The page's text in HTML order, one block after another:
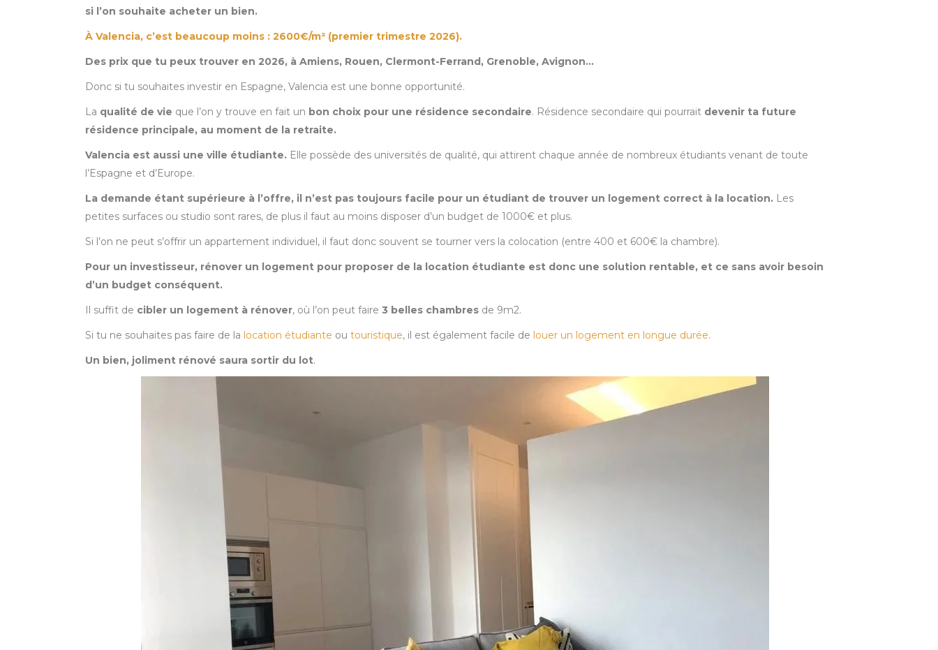
si l’on souhaite acheter un bien.
À Valencia, c’est beaucoup moins : 2600€/m² (premier trimestre 2026).
Des prix que tu peux trouver en 2026, à Amiens, Rouen, Clermont-Ferrand, Grenoble, Avignon…
Donc si tu souhaites investir en Espagne, Valencia est une bonne opportunité.
La qualité de vie que l’on y trouve en fait un bon choix pour une résidence secondaire. Résidence secondaire qui pourrait devenir ta future
résidence principale, au moment de la retraite.
Valencia est aussi une ville étudiante. Elle possède des universités de qualité, qui attirent chaque année de nombreux étudiants venant de toute
l’Espagne et d’Europe.
La demande étant supérieure à l’offre, il n’est pas toujours facile pour un étudiant de trouver un logement correct à la location. Les
petites surfaces ou studio sont rares, de plus il faut au moins disposer d’un budget de 1000€ et plus.
Si l’on ne peut s’offrir un appartement individuel, il faut donc souvent se tourner vers la colocation (entre 400 et 600€ la chambre).
Pour un investisseur, rénover un logement pour proposer de la location étudiante est donc une solution rentable, et ce sans avoir besoin
d’un budget conséquent.
Il suffit de cibler un logement à rénover, où l’on peut faire 3 belles chambres de 9m2.
Si tu ne souhaites pas faire de la location étudiante ou touristique, il est également facile de louer un logement en longue durée.
Un bien, joliment rénové saura sortir du lot.